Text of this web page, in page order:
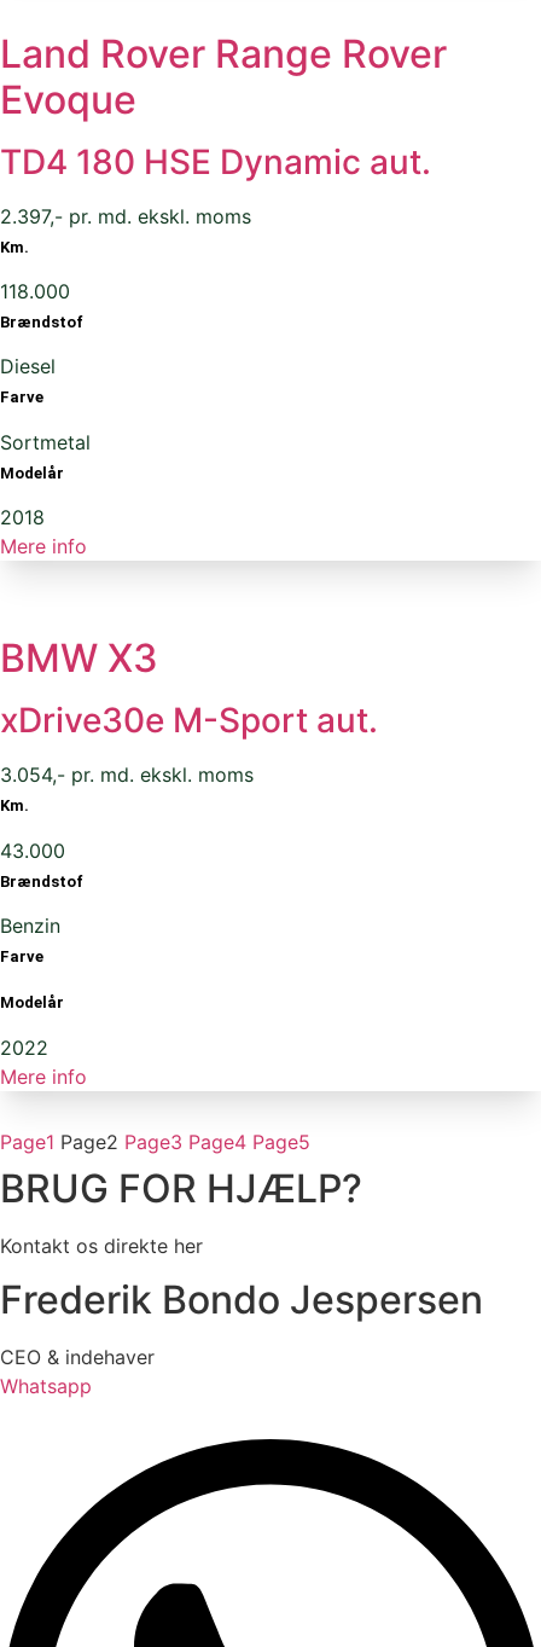
Land Rover Range Rover
Evoque
TD4 180 HSE Dynamic aut.
2.397,- pr. md. ekskl. moms
Km.
118.000
Brændstof
Diesel
Farve
Sortmetal
Modelår
2018
Mere info
BMW X3
xDrive30e M-Sport aut.
3.054,- pr. md. ekskl. moms
Km.
43.000
Brændstof
Benzin
Farve
Modelår
2022
Mere info
Page1 Page2 Page3 Page4 Page5
BRUG FOR HJÆLP?
Kontakt os direkte her
Frederik Bondo Jespersen
CEO & indehaver
Whatsapp